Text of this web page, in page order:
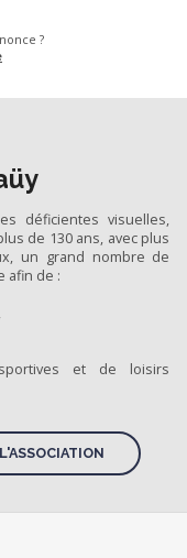
?
déficientes visuelles,
de 130 ans, avec plus
un grand nombre de
afin de :
et de loisirs